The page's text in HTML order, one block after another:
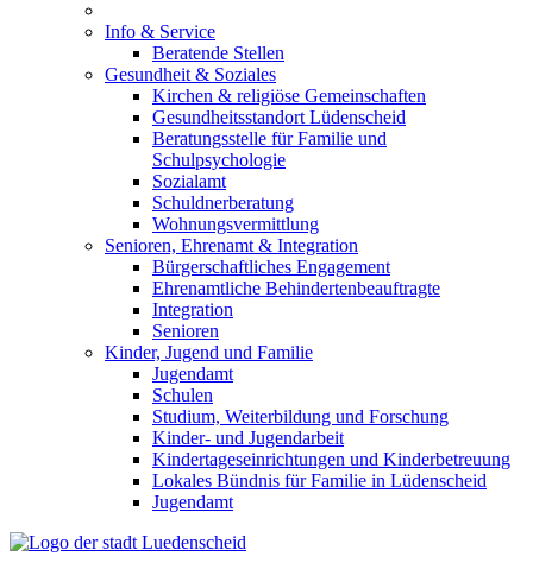
Info & Service
Beratende Stellen
Gesundheit & Soziales
Kirchen & religiöse Gemeinschaften
Gesundheitsstandort Lüdenscheid
Beratungsstelle für Familie und
Schulpsychologie
Sozialamt
Schuldnerberatung
Wohnungsvermittlung
Senioren, Ehrenamt & Integration
Bürgerschaftliches Engagement
Ehrenamtliche Behindertenbeauftragte
Integration
Senioren
Kinder, Jugend und Familie
Jugendamt
Schulen
Studium, Weiterbildung und Forschung
Kinder- und Jugendarbeit
Kindertageseinrichtungen und Kinderbetreuung
Lokales Bündnis für Familie in Lüdenscheid
Jugendamt